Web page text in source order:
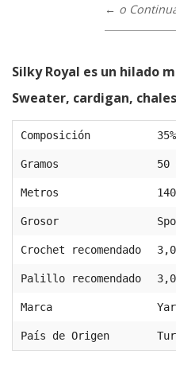
← o
Silky Royal es un hilado
Sweater, cardigan,
Composición
Gramos 50
Metros
Grosor
Crochet recomendado
Palillo recomendado
Marca
País de Origen